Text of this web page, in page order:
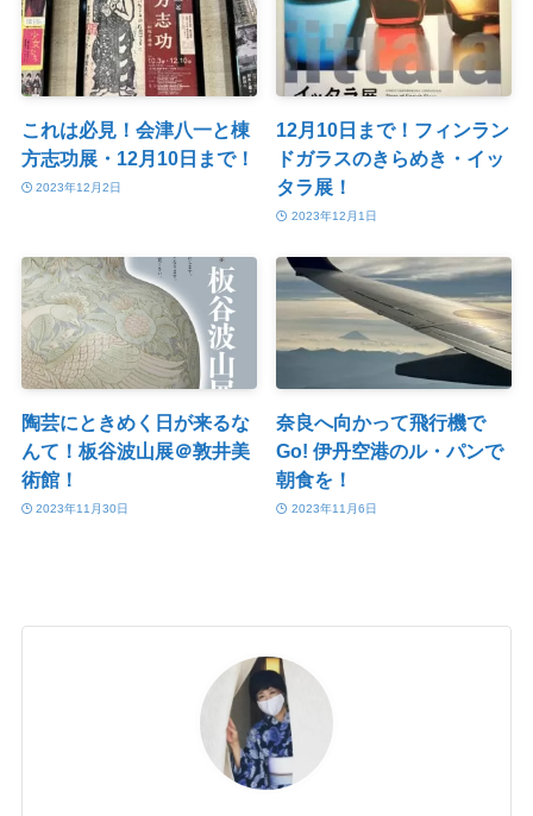
これは必見！会津八一と棟
方志功展・12月10日まで！
2023年12月2日
12月10日まで！フィンラン
ドガラスのきらめき・イッ
タラ展！
2023年12月1日
陶芸にときめく日が来るな
んて！板谷波山展＠敦井美
術館！
2023年11月30日
奈良へ向かって飛行機で
Go! 伊丹空港のル・パンで
朝食を！
2023年11月6日